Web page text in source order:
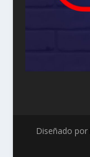
Diseñado por